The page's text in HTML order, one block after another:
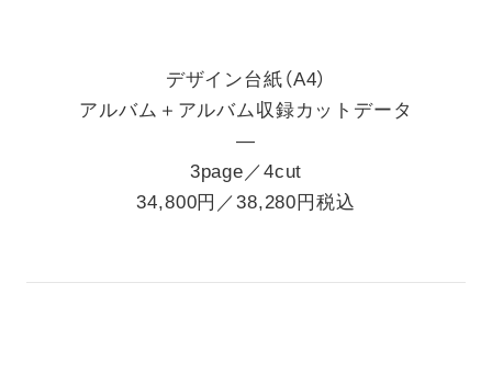
デザイン台紙（A4）
アルバム＋アルバム収録カットデータ
―
3page／4cut
34,800円／38,280円税込